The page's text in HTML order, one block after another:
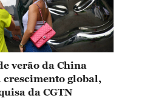
verão da China
global,
da CGTN